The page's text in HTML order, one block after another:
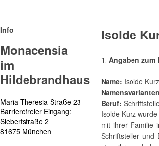
Info
Monacensia
im
Hildebrandhaus
Maria-Theresia-Straße 23
Barrierefreier Eingang:
Siebertstraße 2
81675 München
Isolde
1. Angaben
Name: Isolde
Beruf:
Isolde Kurz
mit ihrer Familie
Schriftsteller und